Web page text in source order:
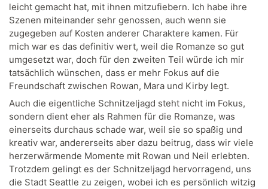
leicht gemacht hat, mit ihnen mitzufiebern. Ich habe ihre
Szenen miteinander sehr genossen, auch wenn sie
zugegeben auf Kosten anderer Charaktere kamen. Für
mich war es das definitiv wert, weil die Romanze so gut
umgesetzt war, doch für den zweiten Teil würde ich mir
tatsächlich wünschen, dass er mehr Fokus auf die
Freundschaft zwischen Rowan, Mara und Kirby legt.
Auch die eigentliche Schnitzeljagd steht nicht im Fokus,
sondern dient eher als Rahmen für die Romanze, was
einerseits durchaus schade war, weil sie so spaßig und
kreativ war, andererseits aber dazu beitrug, dass wir viele
herzerwärmende Momente mit Rowan und Neil erlebten.
Trotzdem gelingt es der Schnitzeljagd hervorragend, uns
die Stadt Seattle zu zeigen, wobei ich es persönlich witzig